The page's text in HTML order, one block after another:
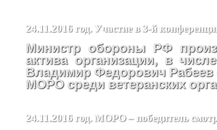
24.11.2016 год. Участие в 3-й
Министр обороны РФ
актива организации, в
Владимир Федорович Рабеев
МОРО среди ветеранских
24.11.2016 год. МОРО – победитель